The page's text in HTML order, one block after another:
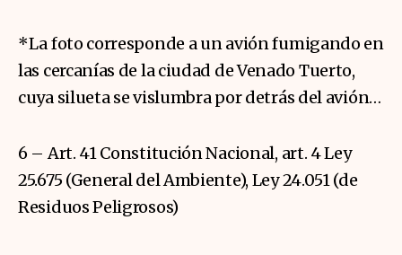
*La foto corresponde a un avión fumigando en
las cercanías de la ciudad de Venado Tuerto,
cuya silueta se vislumbra por detrás del avión…
6 – Art. 41 Constitución Nacional, art. 4 Ley
25.675 (General del Ambiente), Ley 24.051 (de
Residuos Peligrosos)